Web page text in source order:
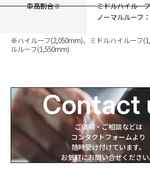
車高割合※
ミドルハイル
ノーマルルーフ
※ハイルーフ(2,050mm)、ミドルハイルーフ
ルルーフ(1,550mm)
Contact
ご依頼・ご相談などは
コンタクトフォームより
随時受け付けています。
お気軽にお問い合せください